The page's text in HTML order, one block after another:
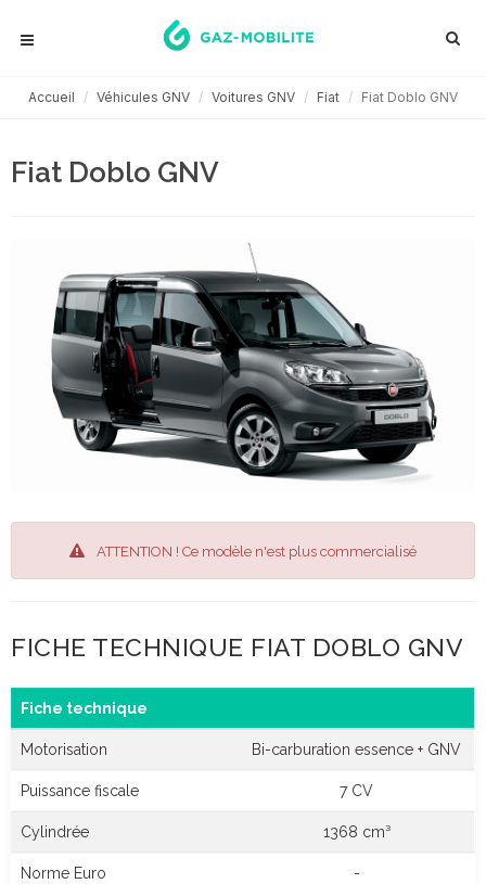
Accueil Véhicules GNV Voitures GNV Fiat Fiat Doblo GNV
Fiat Doblo GNV
ATTENTION ! Ce modèle n'est plus commercialisé
FICHE TECHNIQUE FIAT DOBLO GNV
Fiche technique
Motorisation Bi-carburation essence + GNV
Puissance fiscale 7 CV
Cylindrée 1368 cm³
Norme Euro -